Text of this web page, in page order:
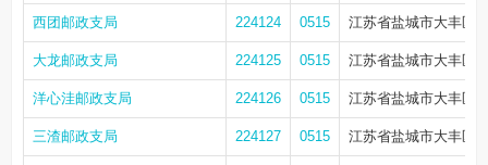
西团邮政支局 224124 0515 江苏省盐城市大丰区
大龙邮政支局 224125 0515 江苏省盐城市大丰区
洋心洼邮政支局 224126 0515 江苏省盐城市大丰区
三渣邮政支局 224127 0515 江苏省盐城市大丰区